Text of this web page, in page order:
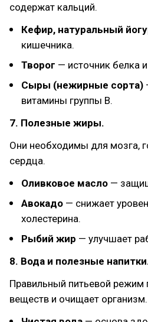
содержат кальций.
Кефир, натуральный
кишечника.
Творог — источник белка
Сыры (нежирные сорта)
витамины группы B.
7. Полезные жиры.
Они необходимы для мозга,
сердца.
Оливковое масло —
Авокадо — снижает
холестерина.
Рыбий жир — улучшает
8. Вода и полезные
Правильный питьевой
веществ и очищает организм.